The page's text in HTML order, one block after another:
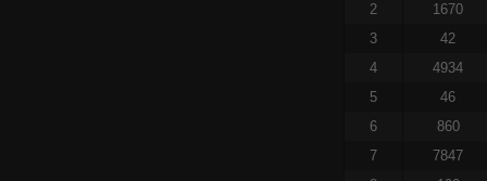
2
1670
3
42
4
4934
5
46
6
860
7
7847